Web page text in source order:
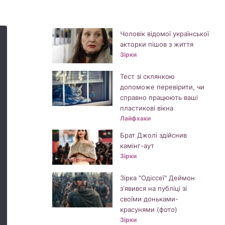
Чоловік відомої української
акторки пішов з життя
Зірки
Тест зі склянкою
допоможе перевірити, чи
справно працюють ваші
пластикові вікна
Лайфхаки
Брат Джолі здійснив
камінг-аут
Зірки
Зірка "Одіссеї" Деймон
з'явився на публіці зі
своїми доньками-
красунями (фото)
Зірки